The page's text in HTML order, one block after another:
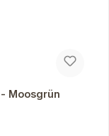
Moosgrün